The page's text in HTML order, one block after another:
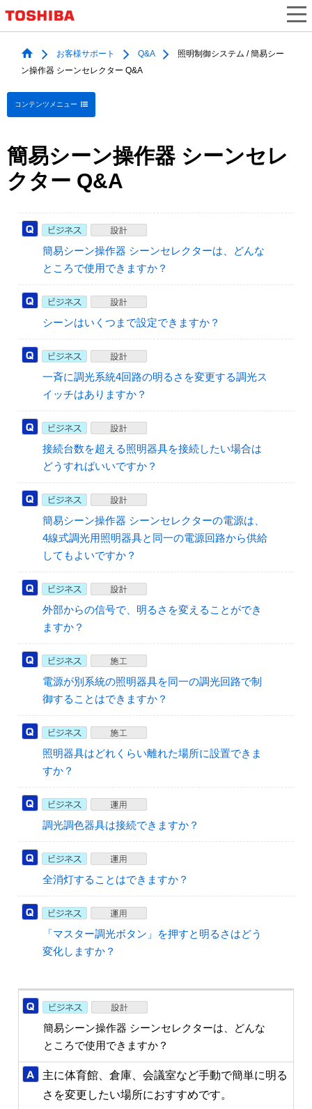
お客様サポート Q&A
照明制御システム / 簡易シー
ン操作器 シーンセレクター Q&A
コンテンツメニュー
簡易シーン操作器 シーンセレ
クター Q&A
簡易シーン操作器 シーンセレクターは、どんな
ところで使用できますか？
シーンはいくつまで設定できますか？
一斉に調光系統4回路の明るさを変更する調光ス
イッチはありますか？
接続台数を超える照明器具を接続したい場合は
どうすればいいですか？
簡易シーン操作器 シーンセレクターの電源は、
4線式調光用照明器具と同一の電源回路から供給
してもよいですか？
外部からの信号で、明るさを変えることができ
ますか？
電源が別系統の照明器具を同一の調光回路で制
御することはできますか？
照明器具はどれくらい離れた場所に設置できま
すか？
調光調色器具は接続できますか？
全消灯することはできますか？
「マスター調光ボタン」を押すと明るさはどう
変化しますか？
簡易シーン操作器 シーンセレクターは、どんな
ところで使用できますか？
主に体育館、倉庫、会議室など手動で簡単に明る
さを変更したい場所におすすめです。